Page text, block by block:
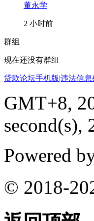
董永学
2 小时前
群组
现在还没有群组
贷款论坛手机版|违法信息
GMT+8,
second(s),
Powered
© 2018-